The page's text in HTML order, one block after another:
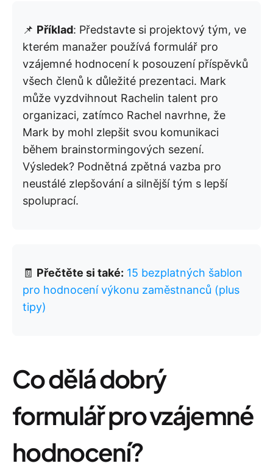
📌 Příklad: Představte si projektový tým, ve
kterém manažer používá formulář pro
vzájemné hodnocení k posouzení příspěvků
všech členů k důležité prezentaci. Mark
může vyzdvihnout Rachelin talent pro
organizaci, zatímco Rachel navrhne, že
Mark by mohl zlepšit svou komunikaci
během brainstormingových sezení.
Výsledek? Podnětná zpětná vazba pro
neustálé zlepšování a silnější tým s lepší
spoluprací.
🧾 Přečtěte si také: 15 bezplatných šablon
pro hodnocení výkonu zaměstnanců (plus
tipy)
Co dělá dobrý
formulář pro vzájemné
hodnocení?